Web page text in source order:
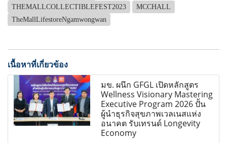
THEMALLCOLLECTIBLEFEST2023
MCCHALL
TheMallLifestoreNgamwongwan
เนื้อหาที่เกี่ยวข้อง
มข. ผนึก GFGL เปิดหลักสูตร
Wellness Visionary Mastering
Executive Program 2026 ปั้น
ผู้นำธุรกิจสุขภาพเวลเนสแห่ง
อนาคต รับเทรนด์ Longevity
Economy